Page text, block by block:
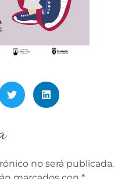
no será publicada.